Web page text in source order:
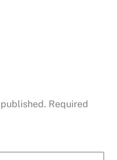
Required